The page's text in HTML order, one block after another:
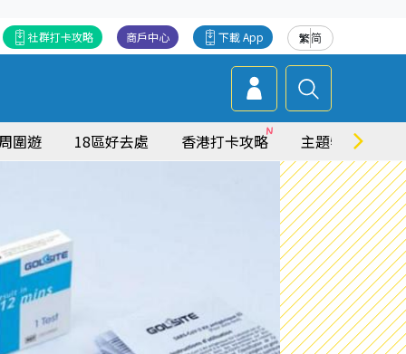
繁简
下載 App
商戶中心
社群打卡攻略
圍遊 18區好去處 香港打卡攻略 主題特集